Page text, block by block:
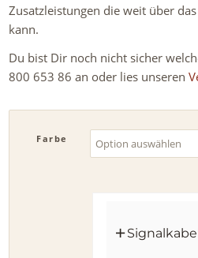
Zusatzleistungen die weit über
kann.
Du bist Dir noch nicht sicher
800 653 86 an oder lies unseren
Farbe